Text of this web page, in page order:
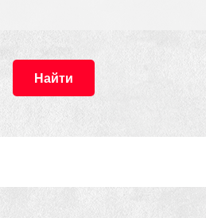
Найти